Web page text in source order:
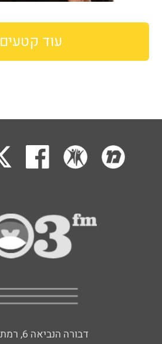
עוד קטעים
דבורה הנביאה 6, רמת השרון